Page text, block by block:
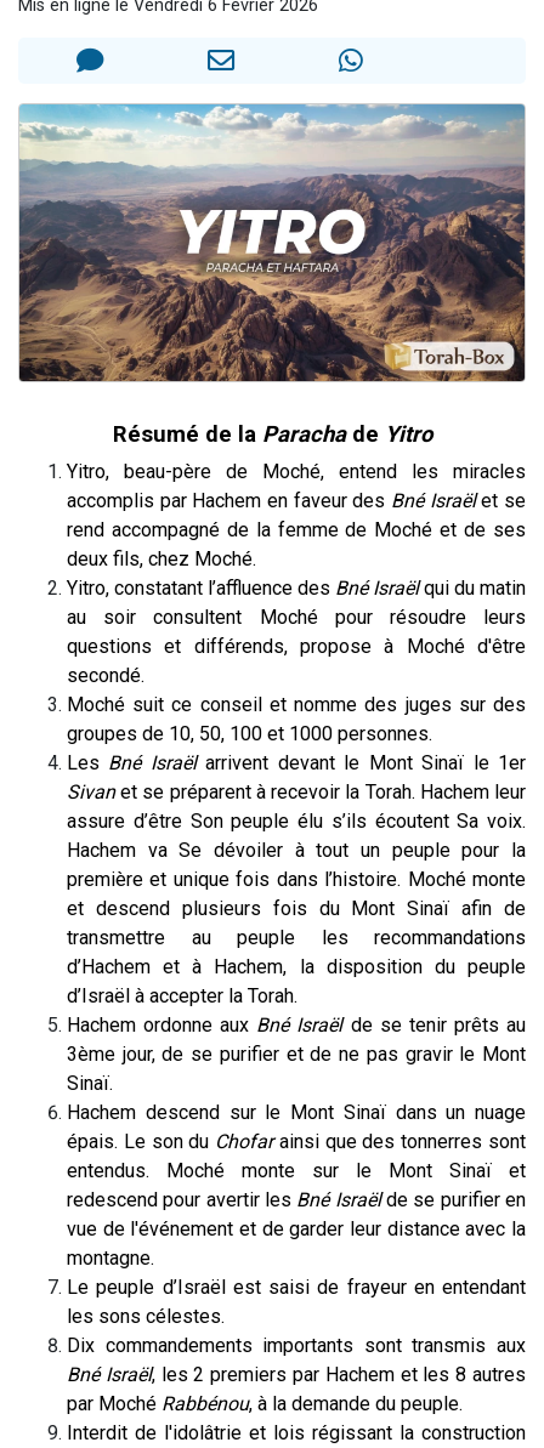
Eva vient de donner son Maasser
Eli vient de donner son Maasser
Mis en ligne le Vendredi 6 Février 2026
Résumé de la Parachade Yitro
Yitro, beau-père de Moché, entend les miracles
accomplis par Hachem en faveur des Bné Israëlet se
rend accompagné de la femme de Moché et de ses
deux fils, chez Moché.
Yitro, constatant l’affluence des Bné Israëlqui du matin
au soir consultent Moché pour résoudre leurs
questions et différends, propose à Moché d'être
secondé.
Moché suit ce conseil et nomme des juges sur des
groupes de 10, 50, 100 et 1000 personnes.
Les Bné Israëlarrivent devant le Mont Sinaï le 1er
Sivanet se préparent à recevoir la Torah. Hachem leur
assure d’être Son peuple élu s’ils écoutent Sa voix.
Hachem va Se dévoiler à tout un peuple pour la
première et unique fois dans l’histoire. Moché monte
et descend plusieurs fois du Mont Sinaï afin de
transmettre au peuple les recommandations
d’Hachem et à Hachem, la disposition du peuple
d’Israël à accepter la Torah.
Hachem ordonne aux Bné Israëlde se tenir prêts au
3ème jour, de se purifier et de ne pas gravir le Mont
Sinaï.
Hachem descend sur le Mont Sinaï dans un nuage
épais. Le son du Chofarainsi que des tonnerres sont
entendus. Moché monte sur le Mont Sinaï et
redescend pour avertir les Bné Israëlde se purifier en
vue de l'événement et de garder leur distance avec la
montagne.
Le peuple d’Israël est saisi de frayeur en entendant
les sons célestes.
Dix commandements importants sont transmis aux
Bné Israël, les 2 premiers par Hachem et les 8 autres
par Moché Rabbénou, à la demande du peuple.
Interdit de l'idolâtrie et lois régissant la construction